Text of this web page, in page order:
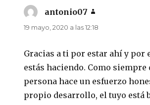
antonio07
19 mayo, 2020 a las 12:18
Gracias a ti por estar ahí y por
estás haciendo. Como siempre
persona hace un esfuerzo
propio desarrollo, el tuyo está